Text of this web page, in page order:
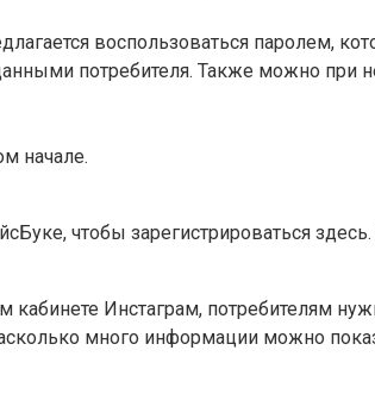
воспользоваться паролем,
потребителя. Также можно
начале.
чтобы зарегистрироваться
кабинете Инстаграм, потребителям
много информации можно